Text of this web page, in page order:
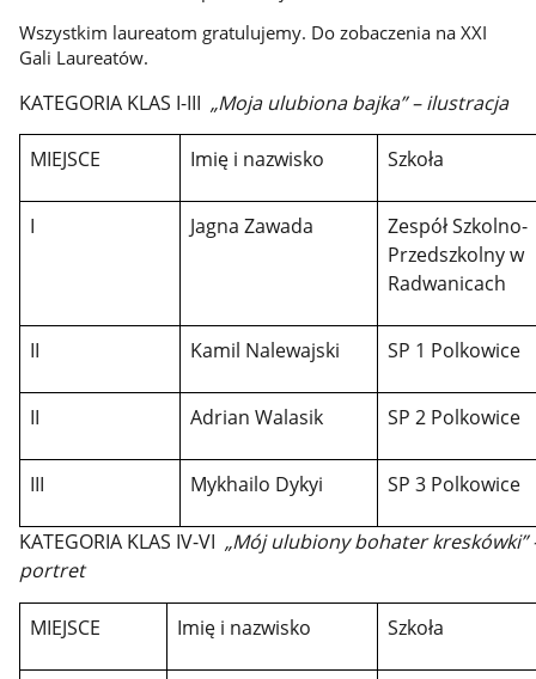
Wszystkim laureatom gratulujemy. Do zobaczenia na XXI
Gali Laureatów.
KATEGORIA KLAS I-III „Moja ulubiona bajka” – ilustracja
MIEJSCE Imię i nazwisko Szkoła
I Jagna Zawada
Zespół Szkolno-
Przedszkolny w
Radwanicach
II Kamil Nalewajski SP 1 Polkowice
II Adrian Walasik SP 2 Polkowice
III Mykhailo Dykyi SP 3 Polkowice
KATEGORIA KLAS IV-VI „Mój ulubiony bohater kreskówki”
portret
MIEJSCE Imię i nazwisko Szkoła